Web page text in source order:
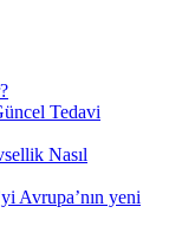
Tedavi
Nasıl
Avrupa’nın yeni